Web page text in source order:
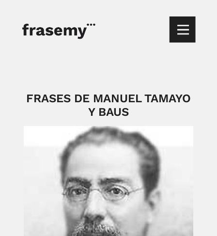
FRASES DE MANUEL TAMAYO
Y BAUS